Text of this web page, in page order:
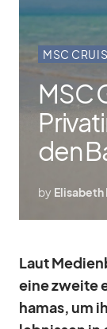
MSC
MSC
den
by Elisabeth
Laut
einezweite
ha­mas, um